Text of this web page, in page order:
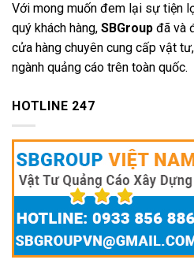
Với mong muốn đem lại sự tiện
quý khách hàng, SBGroup đã và
cửa hàng chuyên cung cấp vật
ngành quảng cáo trên toàn quốc.
HOTLINE 247